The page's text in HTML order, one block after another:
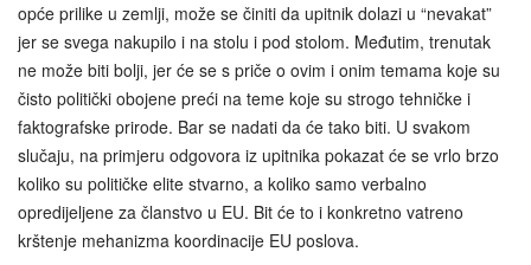
opće prilike u zemlji, može se činiti da upitnik dolazi u “nevakat”
jer se svega nakupilo i na stolu i pod stolom. Međutim, trenutak
ne može biti bolji, jer će se s priče o ovim i onim temama koje su
čisto politički obojene preći na teme koje su strogo tehničke i
faktografske prirode. Bar se nadati da će tako biti. U svakom
slučaju, na primjeru odgovora iz upitnika pokazat će se vrlo brzo
koliko su političke elite stvarno, a koliko samo verbalno
opredijeljene za članstvo u EU. Bit će to i konkretno vatreno
krštenje mehanizma koordinacije EU poslova.